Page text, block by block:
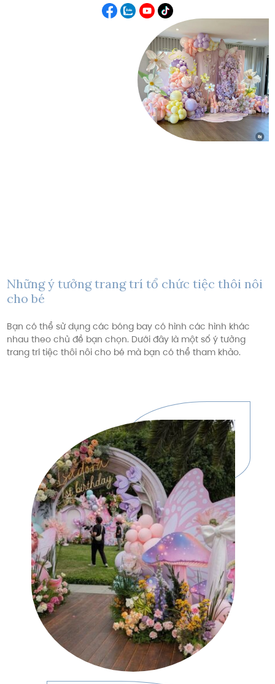
Những ý tưởng trang trí tổ chức tiệc thôi nôi
cho bé
Bạn có thể sử dụng các bóng bay có hình các hình khác
nhau theo chủ đề bạn chọn. Dưới đây là một số ý tưởng
trang trí tiệc thôi nôi cho bé mà bạn có thể tham khảo.